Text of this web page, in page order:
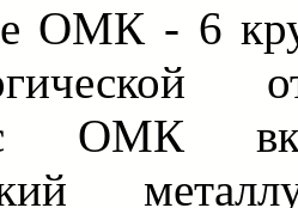
ОМК - 6
ОМК